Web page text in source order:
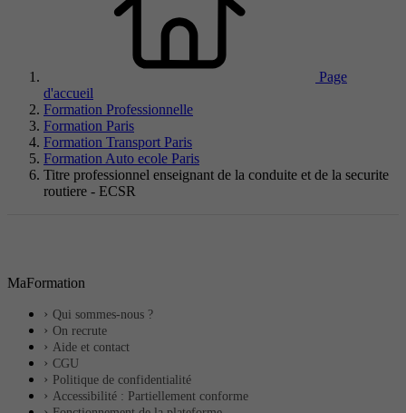
Page
d'accueil
Formation Professionnelle
Formation Paris
Formation Transport Paris
Formation Auto ecole Paris
Titre professionnel enseignant de la conduite et de la securite
routiere - ECSR
MaFormation
Qui sommes-nous ?
On recrute
Aide et contact
CGU
Politique de confidentialité
Accessibilité : Partiellement conforme